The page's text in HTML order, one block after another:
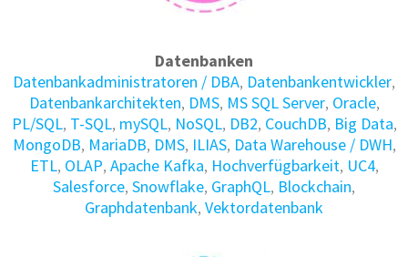
Datenbanken
Daten­bank­administratoren / DBA, Daten­bank­entwickler,
Daten­bank­architekten, DMS, MS SQL Server, Oracle,
PL/SQL, T-SQL, mySQL, NoSQL, DB2, CouchDB, Big Data,
MongoDB, MariaDB, DMS, ILIAS, Data Warehouse / DWH,
ETL, OLAP, Apache Kafka, Hochverfügbarkeit, UC4,
Salesforce, Snowflake, GraphQL, Blockchain,
Graphdatenbank, Vektordatenbank